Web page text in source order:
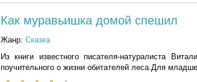
Как муравьишка домой спешил
Жанр: Сказка
Из книги известного писателя-натуралиста
поучительного о жизни обитателей леса.Для